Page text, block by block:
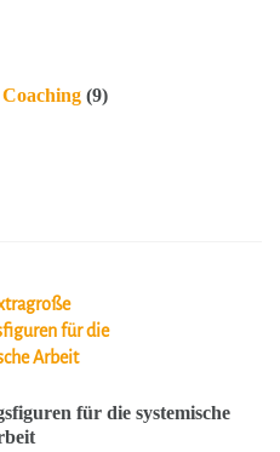
(9)
für die systemische